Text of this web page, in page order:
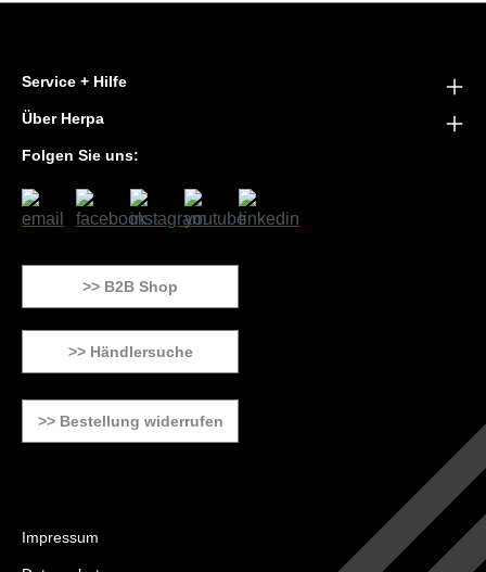
Service + Hilfe
Über Herpa
Folgen Sie uns:
>> B2B Shop
>> Händlersuche
>> Bestellung widerrufen
Impressum